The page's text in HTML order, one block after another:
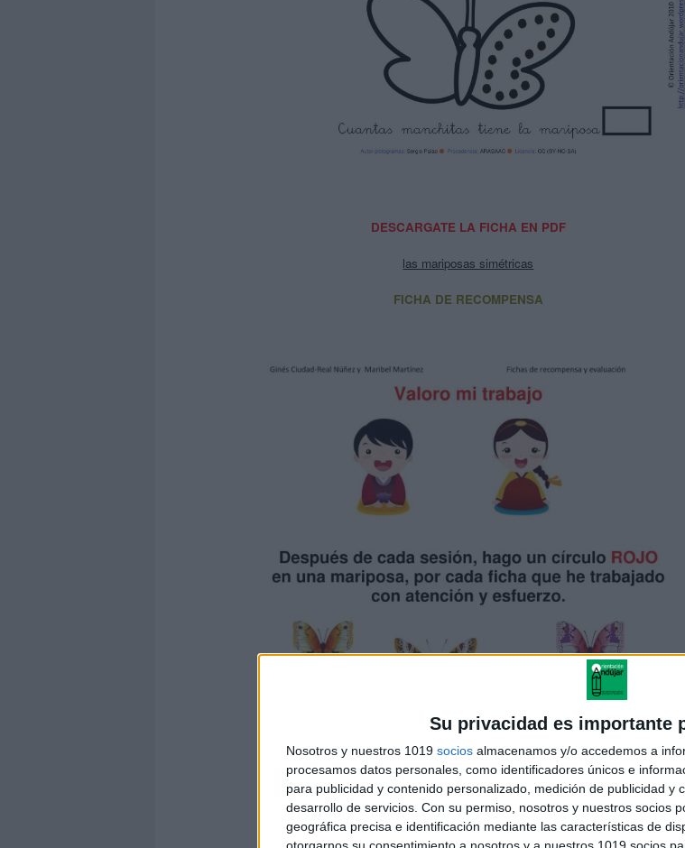
Su privacidad es importante
Nosotros y nuestros 1019 socios almacenamos y/o accedemos a
procesamos datos personales, como identificadores únicos e
para publicidad y contenido personalizado, medición de publicidad y
desarrollo de servicios. Con su permiso, nosotros y nuestros socios
geográfica precisa e identificación mediante las características de
otorgarnos su consentimiento a nosotros y a nuestros 1019 socios
DESCARGATE LA FICHA EN PDF
las mariposas simétricas
FICHA DE RECOMPENSA